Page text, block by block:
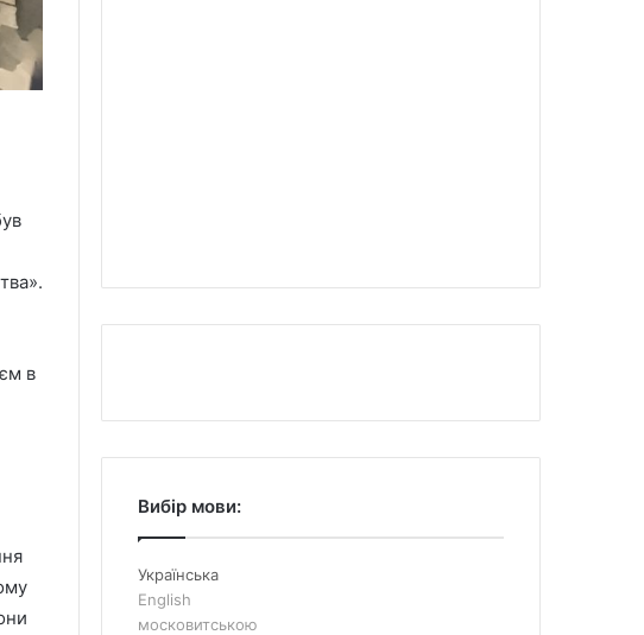
в
Вибір мови:
Українська
English
московитською